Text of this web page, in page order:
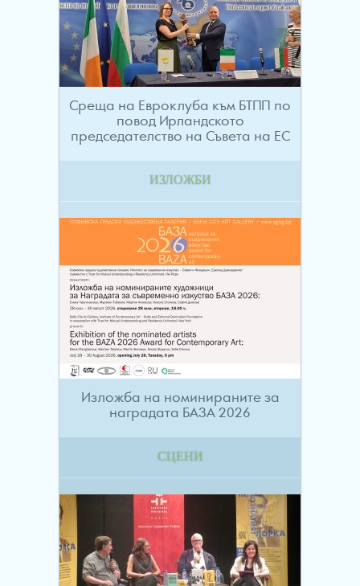
Среща на Евроклуба към БТПП по
повод Ирландското
председателство на Съвета на ЕС
ИЗЛОЖБИ
Изложба на номинираните за
наградата БАЗА 2026
СЦЕНИ